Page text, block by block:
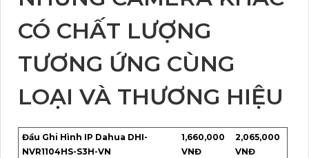
CÓ CHẤT LƯỢNG
TƯƠNG ỨNG CÙNG
LOẠI VÀ THƯƠNG HIỆU
Đầu Ghi Hình IP Dahua DHI-
NVR1104HS-S3H-VN
1,660,000
VNĐ
2,065,000
VNĐ